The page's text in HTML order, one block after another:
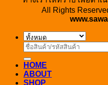
All Rights
ค้นหา:
HOME
ABOUT
SHOP